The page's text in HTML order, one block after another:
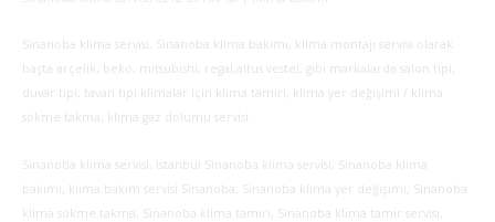
Sinanoba klima servisi, Sinanoba klima bakımı, klima montajı servisi olarak
başta arçelik, beko, mitsubishi, regal,altus vestel, gibi markalarda salon tipi,
duvar tipi, tavan tipi klimalar için klima tamiri, klima yer değişimi / klima
sökme takma, klima gaz dolumu servisi.
Sinanoba klima servisi, istanbul Sinanoba klima servisi, Sinanoba klima
bakımı, klima bakım servisi Sinanoba, Sinanoba klima yer değişimi, Sinanoba
klima sökme takma, Sinanoba klima tamiri, Sinanoba klima tamir servisi,